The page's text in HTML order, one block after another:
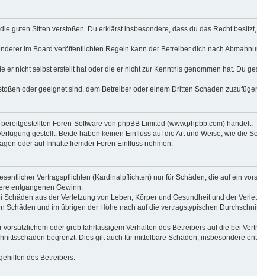
guten Sitten verstoßen. Du erklärst insbesondere, dass du das Recht
im Board veröffentlichten Regeln kann der Betreiber dich nach
nicht selbst erstellt hat oder die er nicht zur Kenntnis genommen hat. Du
oder geeignet sind, dem Betreiber oder einem Dritten Schaden
bereitgestellten Foren-Software von phpBB Limited (www.phpbb.com) handelt;
gestellt. Beide haben keinen Einfluss auf die Art und Weise, wie die
oder auf Inhalte fremder Foren Einfluss nehmen.
Vertragspflichten (Kardinalpflichten) nur für Schäden, die auf ein
entgangenen Gewinn.
aus der Verletzung von Leben, Körper und Gesundheit und der
und im übrigen der Höhe nach auf die vertragstypischen
oder grob fahrlässigem Verhalten des Betreibers auf die bei
begrenzt. Dies gilt auch für mittelbare Schäden, insbesondere
des Betreibers.